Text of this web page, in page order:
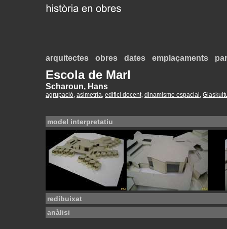
arquitectes obres dates emplaçaments
Escola de Marl
Scharoun, Hans
agrupació, asimetría, edifici docent, dinamisme espacial ,
model interpretatiu
redibuixat
anàlisi